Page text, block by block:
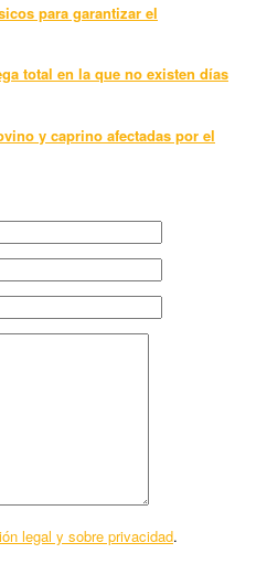
para garantizar el
total en la que no existen días
y caprino afectadas por el
legal y sobre privacidad.